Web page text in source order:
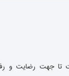
تا جهت رضایت و